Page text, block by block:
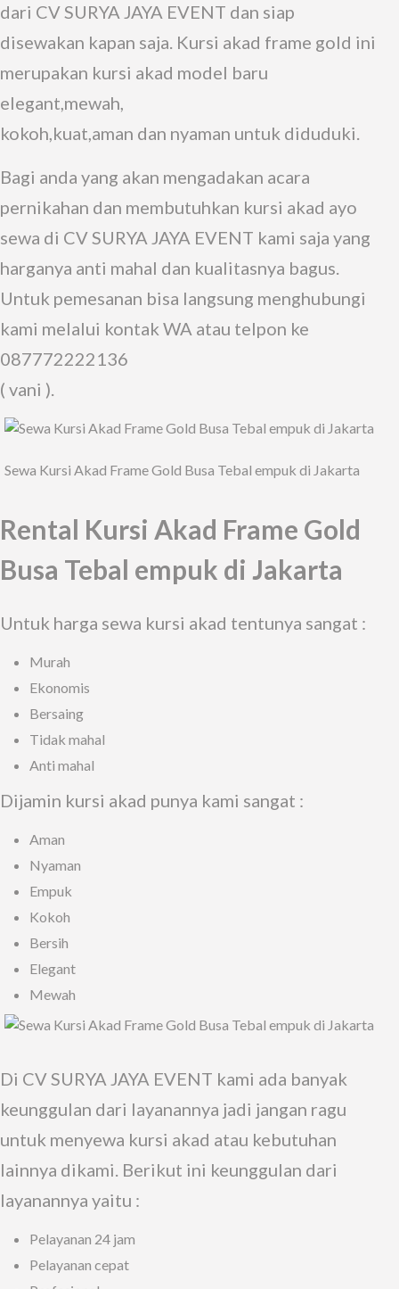
dari CV SURYA JAYA EVENT dan siap
disewakan kapan saja. Kursi akad frame gold ini
merupakan kursi akad model baru
elegant,mewah,
kokoh,kuat,aman dan nyaman untuk diduduki.
Bagi anda yang akan mengadakan acara
pernikahan dan membutuhkan kursi akad ayo
sewa di CV SURYA JAYA EVENT kami saja yang
harganya anti mahal dan kualitasnya bagus.
Untuk pemesanan bisa langsung menghubungi
kami melalui kontak WA atau telpon ke
087772222136
( vani ).
Sewa Kursi Akad Frame Gold Busa Tebal empuk di Jakarta
Rental Kursi Akad Frame Gold
Busa Tebal empuk di Jakarta
Untuk harga sewa kursi akad tentunya sangat :
Murah
Ekonomis
Bersaing
Tidak mahal
Anti mahal
Dijamin kursi akad punya kami sangat :
Aman
Nyaman
Empuk
Kokoh
Bersih
Elegant
Mewah
Di CV SURYA JAYA EVENT kami ada banyak
keunggulan dari layanannya jadi jangan ragu
untuk menyewa kursi akad atau kebutuhan
lainnya dikami. Berikut ini keunggulan dari
layanannya yaitu :
Pelayanan 24 jam
Pelayanan cepat